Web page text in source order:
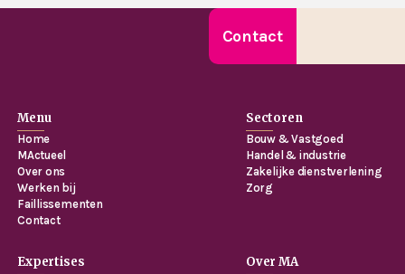
Contact
Menu
Home
MActueel
Over ons
Werken bij
Faillissementen
Contact
Sectoren
Bouw & Vastgoed
Handel & industrie
Zakelijke dienstverlening
Zorg
Expertises Over MA